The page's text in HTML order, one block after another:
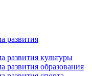
развития
развития культуры
образования